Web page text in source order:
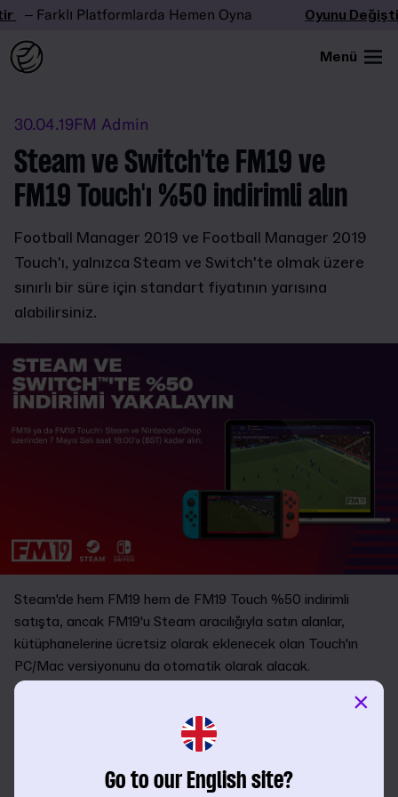
– Farklı Platformlarda Hemen Oyna Oyunu Değiştir
Menü
30.04.19FM Admin
Steam ve Switch'te FM19 ve
FM19 Touch'ı %50 indirimli alın
Football Manager 2019 ve Football Manager 2019
Touch'ı, yalnızca Steam ve Switch'te olmak üzere
sınırlı bir süre için standart fiyatının yarısına
alabilirsiniz.
Steam'de hem FM19 hem de FM19 Touch %50 indirimli
satışta, ancak FM19'u Steam aracılığıyla satın alanlar,
kütüphanelerine ücretsiz olarak eklenecek olan Touch'ın
PC/Mac versiyonunu da otomatik olarak alacak.
Touch, Nintendo eShop'ta Switch için de şu an yarı fiyatına
ve cihazın benzersiz kontrol sistemleri ve taşınabilirliği
sayesinde ister evde ister hareket halindeyken
oynayabilirsiniz.
Go to our English site?
×